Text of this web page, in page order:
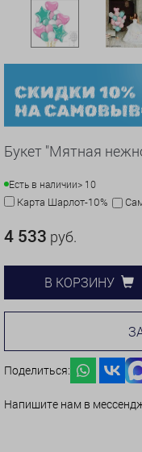
Букет "Мятная
Есть в наличии> 10
Карта Шарлот-10%
4 533 руб.
В КОРЗИНУ
Поделиться:
Напишите нам в